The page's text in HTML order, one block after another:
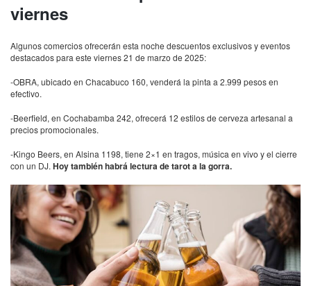
viernes
Algunos comercios ofrecerán esta noche descuentos exclusivos y eventos
destacados para este viernes 21 de marzo de 2025:
-OBRA, ubicado en Chacabuco 160, venderá la pinta a 2.999 pesos en
efectivo.
-Beerfield, en Cochabamba 242, ofrecerá 12 estilos de cerveza artesanal a
precios promocionales.
-Kingo Beers, en Alsina 1198, tiene 2×1 en tragos, música en vivo y el cierre
con un DJ. Hoy también habrá lectura de tarot a la gorra.